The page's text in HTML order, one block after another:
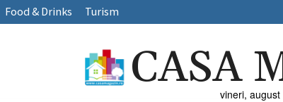
Food & Drinks Turism
CASA
vineri,